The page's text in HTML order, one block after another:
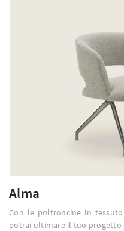
Alma
Con le poltroncine in
potrai ultimare il tuo progetto